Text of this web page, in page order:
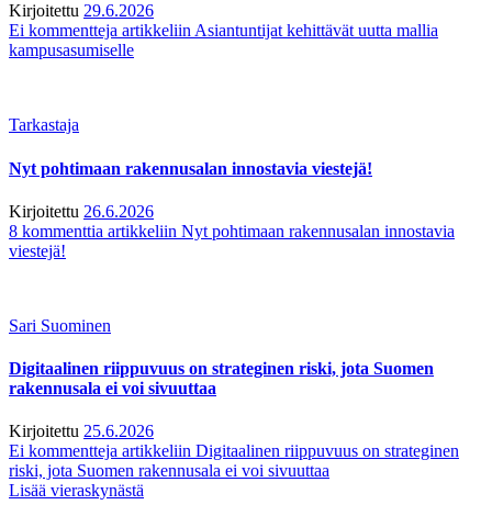
Kirjoitettu 29.6.2026
Ei kommentteja artikkeliin Asiantuntijat kehittävät uutta mallia
kampusasumiselle
Tarkastaja
Nyt pohtimaan rakennusalan innostavia viestejä!
Kirjoitettu 26.6.2026
8 kommenttia artikkeliin Nyt pohtimaan rakennusalan innostavia
viestejä!
Sari Suominen
Digitaalinen riippuvuus on strateginen riski, jota Suomen
rakennusala ei voi sivuuttaa
Kirjoitettu 25.6.2026
Ei kommentteja artikkeliin Digitaalinen riippuvuus on strateginen
riski, jota Suomen rakennusala ei voi sivuuttaa
Lisää vieraskynästä